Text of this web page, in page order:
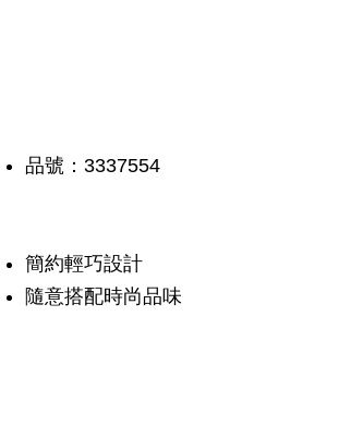
品號：3337554
簡約輕巧設計
隨意搭配時尚品味